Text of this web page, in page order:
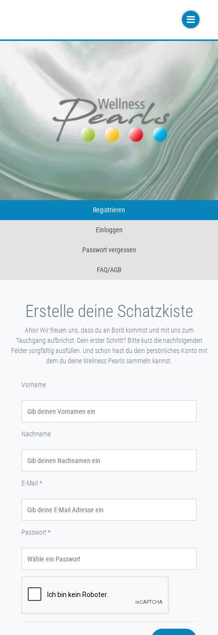
Registrieren
Einloggen
Passwort vergessen
FAQ/AGB
Erstelle deine Schatzkiste
Ahoi! Wir freuen uns, dass du an Bord kommst und mit uns zum
Tauchgang aufbrichst. Dein erster Schritt? Bitte kurz die nachfolgenden
Felder sorgfältig ausfüllen. Und schon hast du dein persönliches Konto mit
dem du deine Wellness Pearls sammeln kannst.
Vorname
Nachname
E-Mail *
Passwort*